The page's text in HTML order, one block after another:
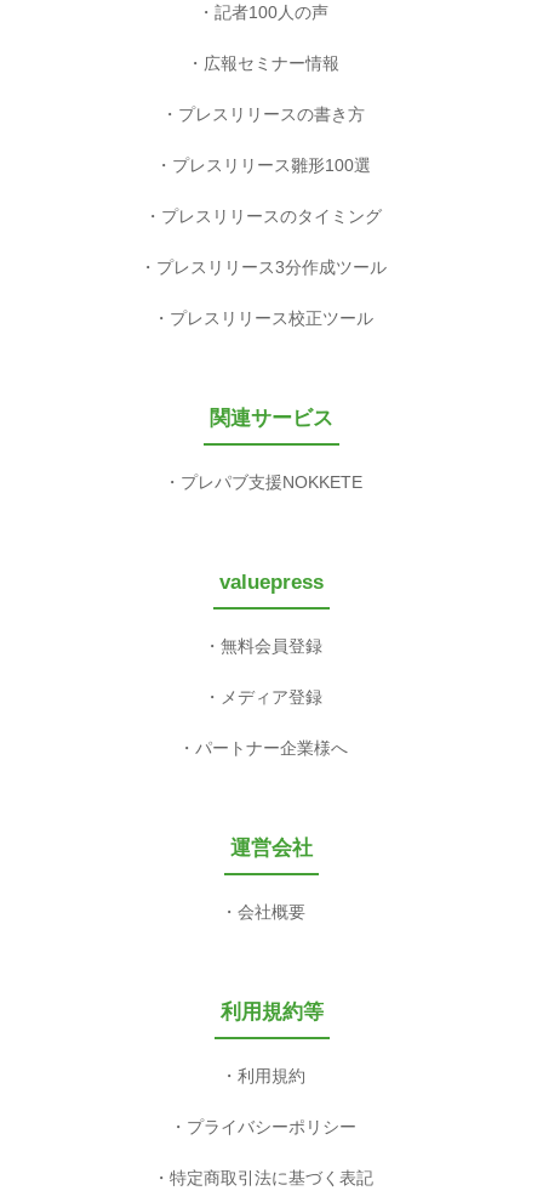
記者100人の声
広報セミナー情報
プレスリリースの書き方
プレスリリース雛形100選
プレスリリースのタイミング
プレスリリース3分作成ツール
プレスリリース校正ツール
関連サービス
プレパブ支援NOKKETE
valuepress
無料会員登録
メディア登録
パートナー企業様へ
運営会社
会社概要
利用規約等
利用規約
プライバシーポリシー
特定商取引法に基づく表記